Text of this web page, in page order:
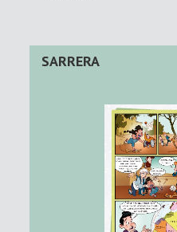
SARRERA